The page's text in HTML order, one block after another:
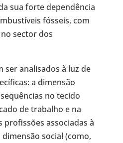
sua forte dependência
fósseis, com
sector dos
ser analisados à luz de
a dimensão
no tecido
de trabalho e na
profissões associadas à
social (como,